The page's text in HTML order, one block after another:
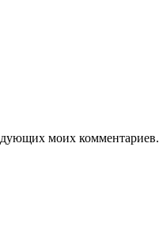
моих комментариев.